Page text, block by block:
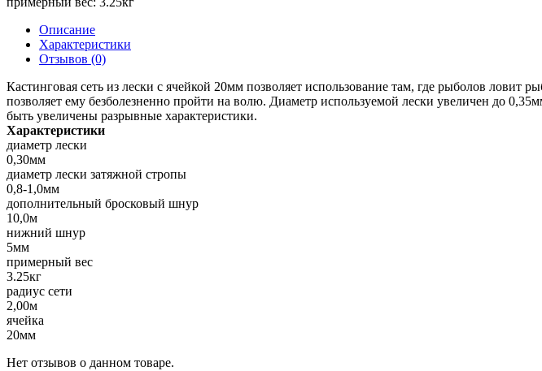
Описание
Характеристики
Отзывов (0)
Кастинговая сеть из лески с ячейкой 20мм позволяет использование там, где рыболов ловит
позволяет ему безболезненно пройти на волю. Диаметр используемой лески увеличен до
быть увеличены разрывные характеристики.
Характеристики
диаметр лески
0,30мм
диаметр лески затяжной стропы
0,8-1,0мм
дополнительный бросковый шнур
10,0м
нижний шнур
5мм
примерный вес
3.25кг
радиус сети
2,00м
ячейка
20мм
Нет отзывов о данном товаре.